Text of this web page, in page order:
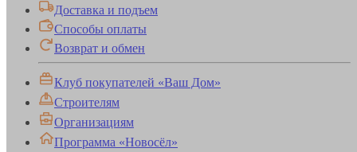
Доставка и подъем
Способы оплаты
Возврат и обмен
Клуб покупателей «Ваш Дом»
Строителям
Организациям
Программа «Новосёл»